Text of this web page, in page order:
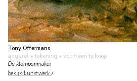
Tony Offermans
aquarel • tekening • voorheen te koop
De klompenmaker
bekijk kunstwerk